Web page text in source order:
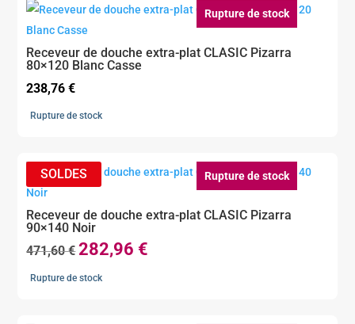
Rupture de stock
Receveur de douche extra-plat CLASIC Pizarra
80×120 Blanc Casse
238,76€
Rupture de stock
Rupture de stock
Receveur de douche extra-plat CLASIC Pizarra
90×140 Noir
471,60€Le
prix
282,96 €
Rupture de stock